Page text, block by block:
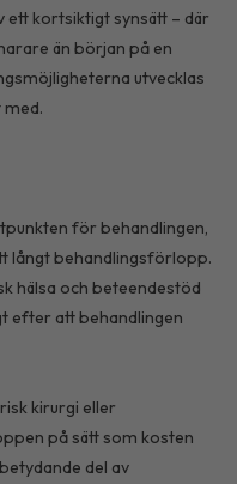
kortsiktigt synsätt – där
än början på en
utvecklas
för behandlingen,
långt behandlingsförlopp.
hälsa och beteendestöd
efter att behandlingen
kirurgi eller
på sätt som kosten
del av